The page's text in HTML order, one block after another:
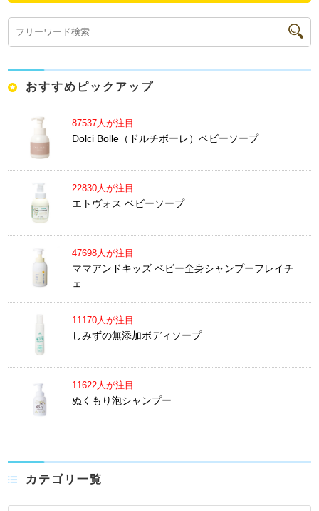
おすすめピックアップ
87537人が注目
Dolci Bolle（ドルチボーレ）ベビーソープ
22830人が注目
エトヴォス ベビーソープ
47698人が注目
ママアンドキッズ ベビー全身シャンプーフレイチ
ェ
11170人が注目
しみずの無添加ボディソープ
11622人が注目
ぬくもり泡シャンプー
カテゴリ一覧